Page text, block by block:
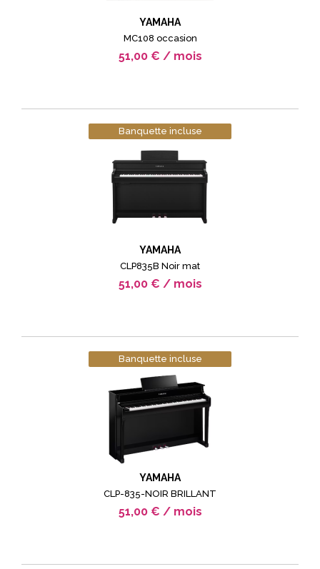
YAMAHA
MC108 occasion
51,00 € / mois
Banquette incluse
YAMAHA
CLP835B Noir mat
51,00 € / mois
Banquette incluse
YAMAHA
CLP-835-NOIR BRILLANT
51,00 € / mois